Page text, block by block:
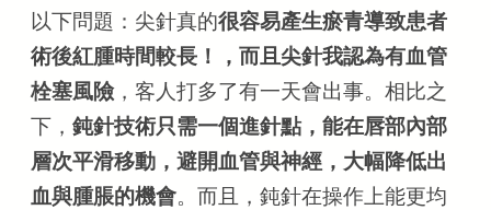
以下問題：尖針真的很容易產生瘀青導致患者
術後紅腫時間較長！，而且尖針我認為有血管
栓塞風險，客人打多了有一天會出事。相比之
下， 鈍針技術只需一個進針點，能在唇部內部
層次平滑移動，避開血管與神經，大幅降低出
血與腫脹的機會。而且，鈍針在操作上能更均